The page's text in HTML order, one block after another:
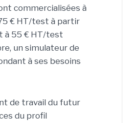
commercialisées à
€ HT/test à partir
à 55 € HT/test
un simulateur de
à ses besoins
de travail du futur
du profil